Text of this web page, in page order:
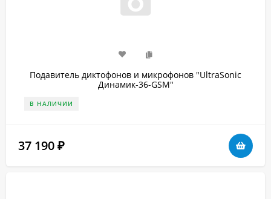
Подавитель диктофонов и микрофонов "UltraSonic
Динамик-36-GSM"
В НАЛИЧИИ
37 190 ₽